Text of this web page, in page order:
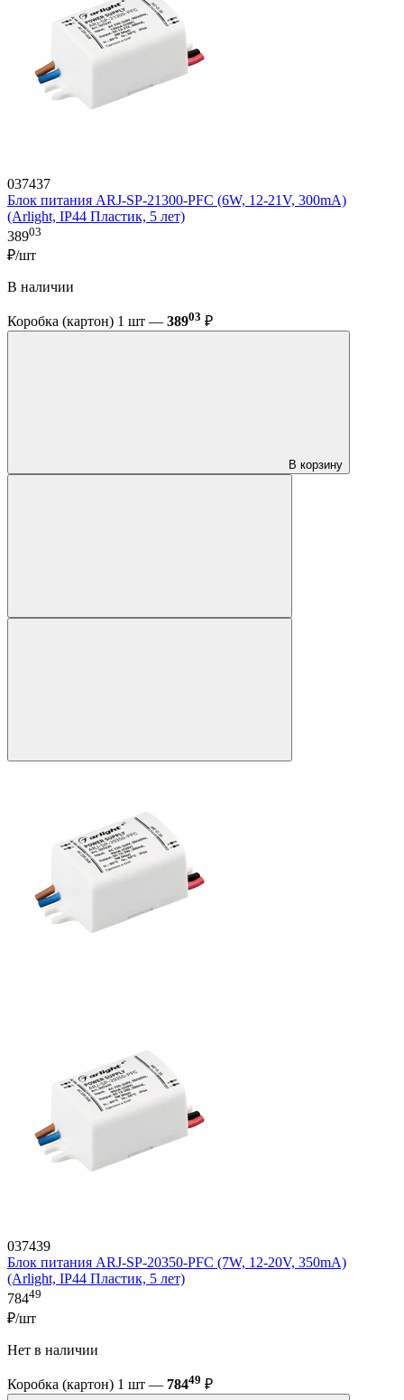
037437
Блок питания ARJ-SP-21300-PFC (6W, 12-21V, 300mA)
(Arlight, IP44 Пластик, 5 лет)
38903
₽/шт
В наличии
Коробка (картон) 1 шт — 38903 ₽
В корзину
037439
Блок питания ARJ-SP-20350-PFC (7W, 12-20V, 350mA)
(Arlight, IP44 Пластик, 5 лет)
78449
₽/шт
Нет в наличии
Коробка (картон) 1 шт — 78449 ₽